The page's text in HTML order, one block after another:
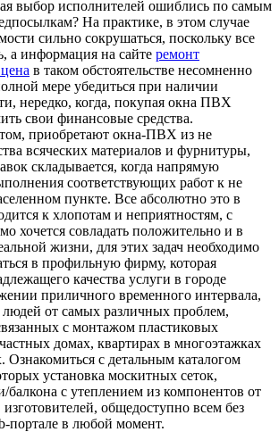
выбор исполнителей ошиблись по самым
На практике, в этом случае
сильно сокрушаться, поскольку все
а информация на сайте ремонт
в таком обстоятельстве несомненно
мере убедиться при наличии
нередко, когда, покупая окна ПВХ
свои финансовые средства.
приобретают окна-ПВХ из не
всяческих материалов и фурнитуры,
складывается, когда напрямую
соответствующих работ к не
пункте. Все абсолютно это в
к хлопотам и неприятностям, с
хочется совладать положительно и в
жизни, для этих задач необходимо
в профильную фирму, которая
качества услуги в городе
приличного временного интервала,
от самых различных проблем,
с монтажом пластиковых
домах, квартирах в многоэтажках
Ознакомиться с детальным каталогом
установка москитных сеток,
балкона с утеплением из компонентов от
общедоступно всем без
портале в любой момент.